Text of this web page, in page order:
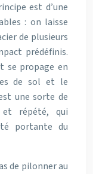
est d’une
: on laisse
de plusieurs
prédéfinis.
se propage en
de sol et le
une sorte de
répété, qui
portante du
de pilonner au